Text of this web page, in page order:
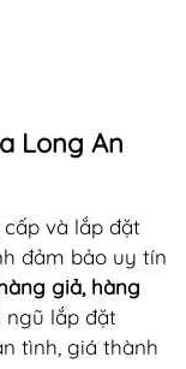
Long An
và lắp đặt
đảm bảo uy tín
giả, hàng
ngũ lắp đặt
tình, giá thành